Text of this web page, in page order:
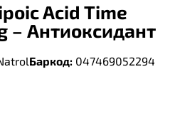
Acid Time
– Антиоксидант
Баркод: 047469052294